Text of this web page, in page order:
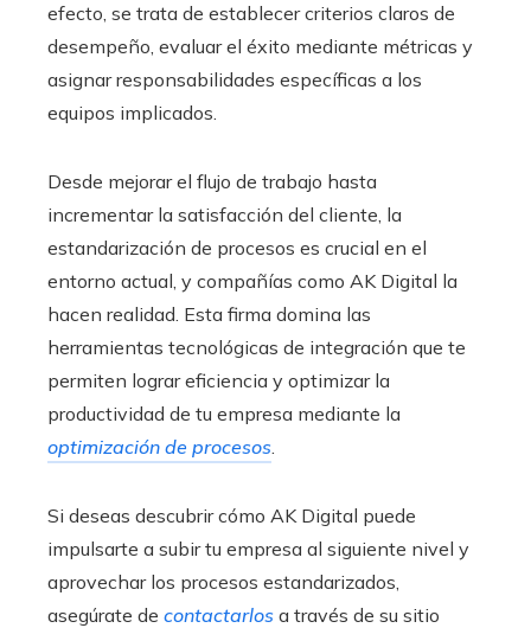
efecto, se trata de establecer criterios claros de
desempeño, evaluar el éxito mediante métricas y
asignar responsabilidades específicas a los
equipos implicados.
Desde mejorar el flujo de trabajo hasta
incrementar la satisfacción del cliente, la
estandarización de procesos es crucial en el
entorno actual, y compañías como AK Digital la
hacen realidad. Esta firma domina las
herramientas tecnológicas de integración que te
permiten lograr eficiencia y optimizar la
productividad de tu empresa mediante la
optimización de procesos.
Si deseas descubrir cómo AK Digital puede
impulsarte a subir tu empresa al siguiente nivel y
aprovechar los procesos estandarizados,
asegúrate de contactarlos a través de su sitio